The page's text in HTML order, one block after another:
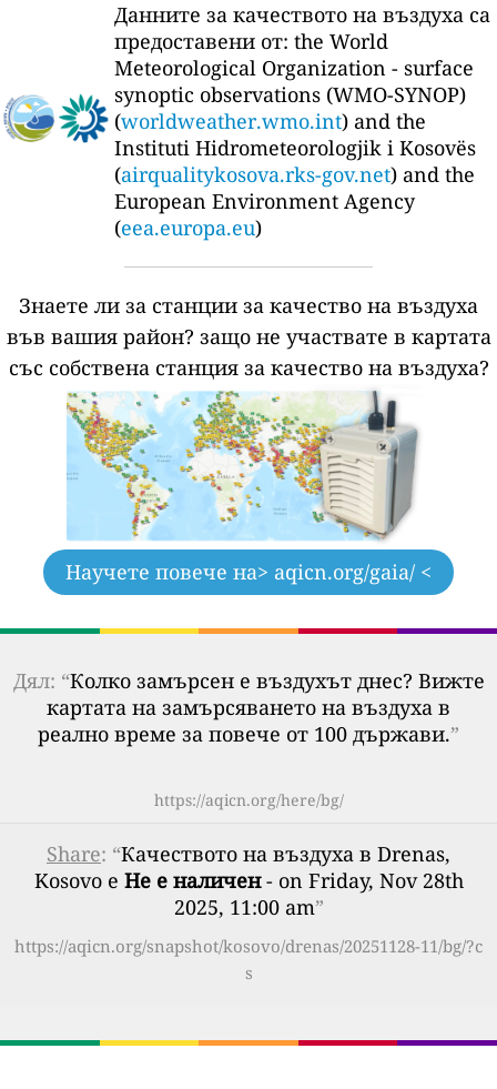
Данните за качеството на въздуха са
предоставени от: the World
Meteorological Organization - surface
synoptic observations (WMO-SYNOP)
(worldweather.wmo.int) and the
Instituti Hidrometeorologjik i Kosovës
(airqualitykosova.rks-gov.net) and the
European Environment Agency
(eea.europa.eu)
Знаете ли за станции за качество на въздуха
във вашия район? защо не участвате в картата
със собствена станция за качество на въздуха?
Научете повече на> aqicn.org/gaia/ <
Дял: “Колко замърсен е въздухът днес? Вижте
картата на замърсяването на въздуха в
реално време за повече от 100 държави.”
https://aqicn.org/here/bg/
Share: “Качеството на въздуха в Drenas,
Kosovo е Не е наличен- on Friday, Nov 28th
2025, 11:00 am”
https://aqicn.org/snapshot/kosovo/drenas/20251128-11/bg/?c
s